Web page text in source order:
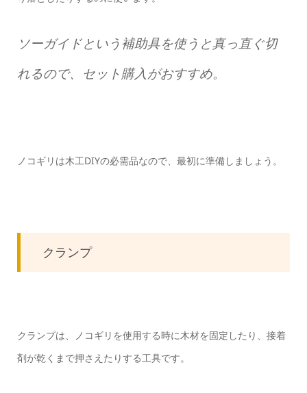
ソーガイドという補助具を使うと真っ直ぐ切
れるので、セット購入がおすすめ。
ノコギリは木工DIYの必需品なので、最初に準備しましょう。
クランプ
クランプは、ノコギリを使用する時に木材を固定したり、接着
剤が乾くまで押さえたりする工具です。